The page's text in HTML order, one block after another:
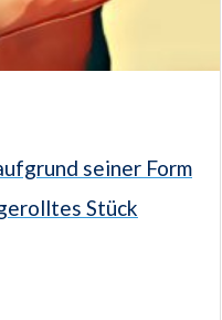
seiner Form
Stück